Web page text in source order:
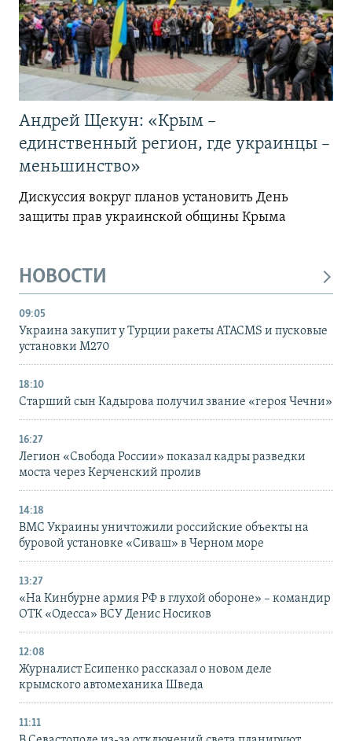
Андрей Щекун: «Крым –
единственный регион, где украинцы –
меньшинство»
Дискуссия вокруг планов установить День
защиты прав украинской общины Крыма
НОВОСТИ
09:05
Украина закупит у Турции ракеты ATACMS и пусковые
установки M270
18:10
Старший сын Кадырова получил звание «героя Чечни»
16:27
Легион «Свобода России» показал кадры разведки
моста через Керченский пролив
14:18
ВМС Украины уничтожили российские объекты на
буровой установке «Сиваш» в Черном море
13:27
«На Кинбурне армия РФ в глухой обороне» – командир
ОТК «Одесса» ВСУ Денис Носиков
12:08
Журналист Есипенко рассказал о новом деле
крымского автомеханика Шведа
11:11